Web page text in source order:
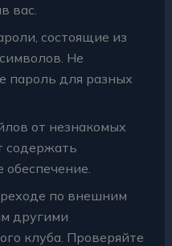
вас.
состоящие из
Не
пароль для разных
от незнакомых
содержать
по внешним
другими
клуба. Проверяйте